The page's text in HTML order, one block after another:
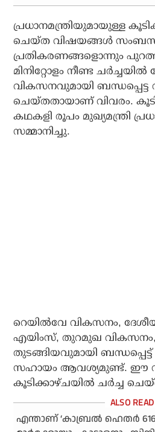
പ്രധാനമന്ത്രിയുമായുള്ള
ചെയ്ത വിഷയങ്ങള്‍
പ്രതികരണങ്ങളൊന്നും
മിനിറ്റോളം നീണ്ട ചര്‍ച്ചയില്‍
വികസനവുമായി
ചെയ്തതായാണ് വിവരം.
കഥകളി രൂപം മുഖ്യമന്ത്രി
സമ്മാനിച്ചു.
റെയില്‍വേ വികസനം,
എയിംസ്, തുറമുഖ വികസനം,
തുടങ്ങിയവുമായി ബന്ധപ്പെട്ട്
സഹായം ആവശ്യമുണ്ട്. ഈ
കൂടിക്കാഴ്ചയില്‍ ചര്‍ച്ച
എന്താണ് ‘കാബ്രൽ ഹെതർ 616